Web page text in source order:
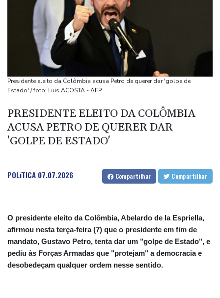
Laudo aponta que Brandon Clarke, jogador da NBA, teve morte
por overdose acidental
Ataques de rebeldes houthis deixam 10 mortos em região
petrolífera do Iêmen
Espanha impõe controles fronteiriços à Itália em meio a crise
migratória
De la Espriella chega ao poder na Colômbia com apoio de Trump
na guerra contra o tráfico
Milhares marcham na Argentina no dia de São Caetano,
padroeiro do pão e do trabalho
Presidente eleito da Colômbia acusa Petro de querer dar 'golpe de
Estado' / foto: Luis ACOSTA - AFP
PRESIDENTE ELEITO DA COLÔMBIA
ACUSA PETRO DE QUERER DAR
'GOLPE DE ESTADO'
POLíTICA 07.07.2026 Compartilhar Compartilhar
O presidente eleito da Colômbia, Abelardo de la Espriella,
afirmou nesta terça-feira (7) que o presidente em fim de
mandato, Gustavo Petro, tenta dar um "golpe de Estado", e
pediu às Forças Armadas que "protejam" a democracia e
desobedeçam qualquer ordem nesse sentido.